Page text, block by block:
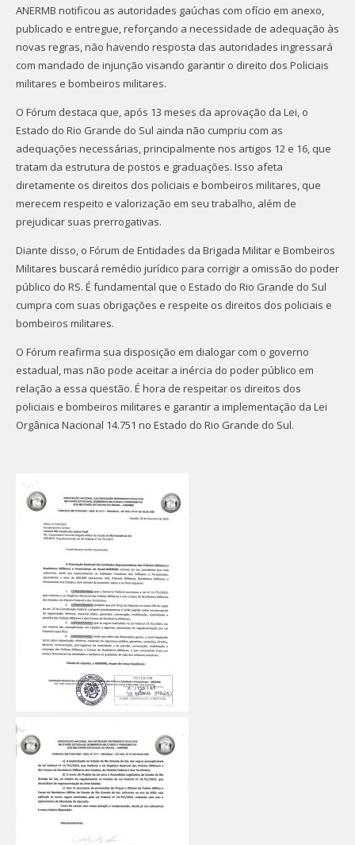
ANERMB notificou as autoridades gaúchas com ofício em anexo,
publicado e entregue, reforçando a necessidade de adequação às
novas regras, não havendo resposta das autoridades ingressará
com mandado de injunção visando garantir o direito dos Policiais
militares e bombeiros militares.
O Fórum destaca que, após 13 meses da aprovação da Lei, o
Estado do Rio Grande do Sul ainda não cumpriu com as
adequações necessárias, principalmente nos artigos 12 e 16, que
tratam da estrutura de postos e graduações. Isso afeta
diretamente os direitos dos policiais e bombeiros militares, que
merecem respeito e valorização em seu trabalho, além de
prejudicar suas prerrogativas.
Diante disso, o Fórum de Entidades da Brigada Militar e Bombeiros
Militares buscará remédio jurídico para corrigir a omissão do poder
público do RS. É fundamental que o Estado do Rio Grande do Sul
cumpra com suas obrigações e respeite os direitos dos policiais e
bombeiros militares.
O Fórum reafirma sua disposição em dialogar com o governo
estadual, mas não pode aceitar a inércia do poder público em
relação a essa questão. É hora de respeitar os direitos dos
policiais e bombeiros militares e garantir a implementação da Lei
Orgânica Nacional 14.751 no Estado do Rio Grande do Sul.